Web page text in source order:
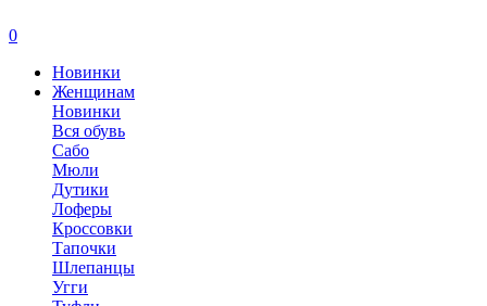
0
Новинки
Женщинам
Новинки
Вся обувь
Сабо
Мюли
Дутики
Лоферы
Кроссовки
Тапочки
Шлепанцы
Угги